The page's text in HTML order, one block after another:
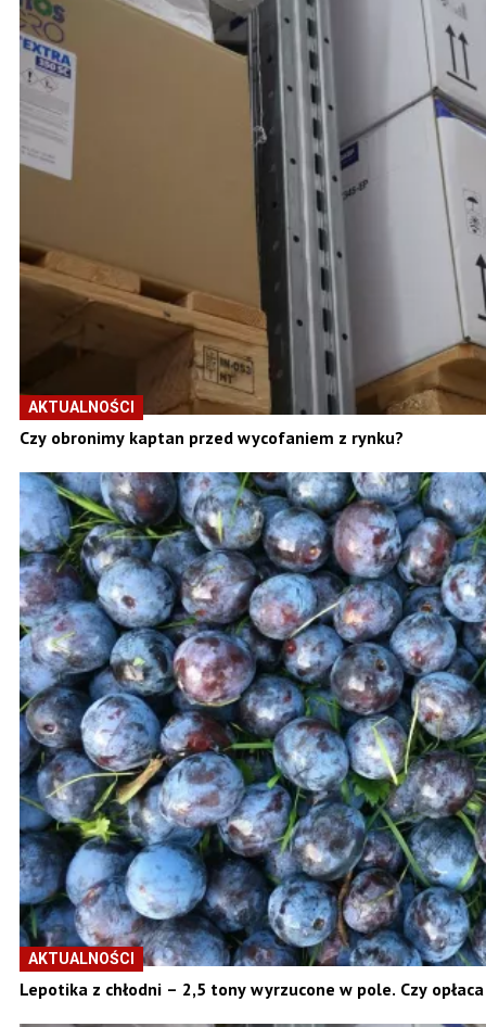
AKTUALNOŚCI
Czy obronimy kaptan przed wycofaniem z rynku?
AKTUALNOŚCI
Lepotika z chłodni – 2,5 tony wyrzucone w pole. Czy